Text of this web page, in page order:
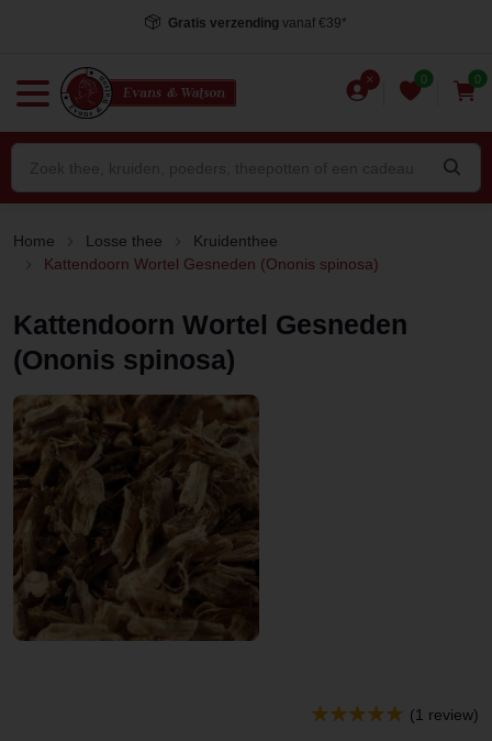
Gratis verzending vanaf €39*
0 0
Home Losse thee
Kruidenthee
Kattendoorn Wortel Gesneden (Ononis spinosa)
Kattendoorn Wortel Gesneden
(Ononis spinosa)
(1 review)